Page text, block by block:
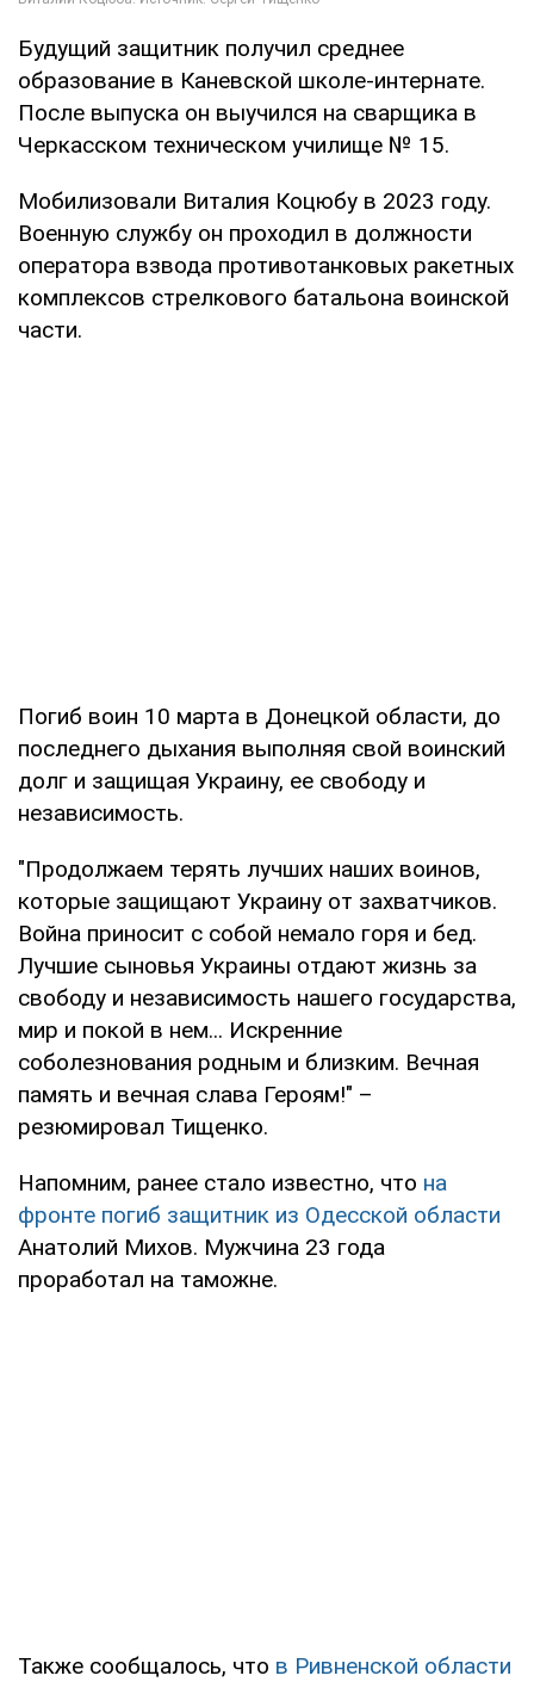
Будущий защитник получил среднее
образование в Каневской школе-интернате.
После выпуска он выучился на сварщика в
Черкасском техническом училище № 15.
Мобилизовали Виталия Коцюбу в 2023 году.
Военную службу он проходил в должности
оператора взвода противотанковых ракетных
комплексов стрелкового батальона воинской
части.
Погиб воин 10 марта в Донецкой области, до
последнего дыхания выполняя свой воинский
долг и защищая Украину, ее свободу и
независимость.
"Продолжаем терять лучших наших воинов,
которые защищают Украину от захватчиков.
Война приносит с собой немало горя и бед.
Лучшие сыновья Украины отдают жизнь за
свободу и независимость нашего государства,
мир и покой в нем... Искренние
соболезнования родным и близким. Вечная
память и вечная слава Героям!" –
резюмировал Тищенко.
Напомним, ранее стало известно, что на
фронте погиб защитник из Одесской области
Анатолий Михов. Мужчина 23 года
проработал на таможне.
Также сообщалось, что в Ривненской области